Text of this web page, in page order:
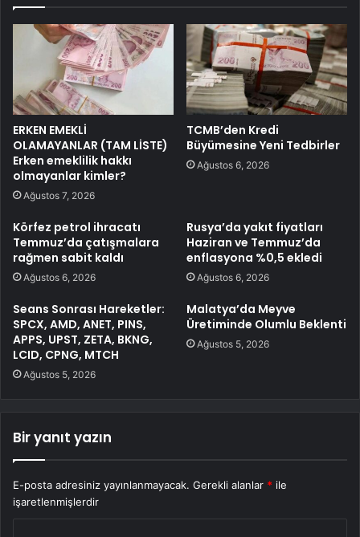
ERKEN EMEKLİ
OLAMAYANLAR (TAM LİSTE)
Erken emeklilik hakkı
olmayanlar kimler?
Ağustos 7, 2026
TCMB’den Kredi
Büyümesine Yeni Tedbirler
Ağustos 6, 2026
Körfez petrol ihracatı
Temmuz’da çatışmalara
rağmen sabit kaldı
Ağustos 6, 2026
Rusya’da yakıt fiyatları
Haziran ve Temmuz’da
enflasyona %0,5 ekledi
Ağustos 6, 2026
Seans Sonrası Hareketler:
SPCX, AMD, ANET, PINS,
APPS, UPST, ZETA, BKNG,
LCID, CPNG, MTCH
Ağustos 5, 2026
Malatya’da Meyve
Üretiminde Olumlu Beklenti
Ağustos 5, 2026
Bir yanıt yazın
E-posta adresiniz yayınlanmayacak. Gerekli alanlar * ile
işaretlenmişlerdir